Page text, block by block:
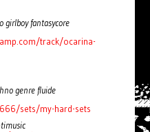
girlboy fantasycore
track/ocarina-
genre fluide
sets/my-hard-sets